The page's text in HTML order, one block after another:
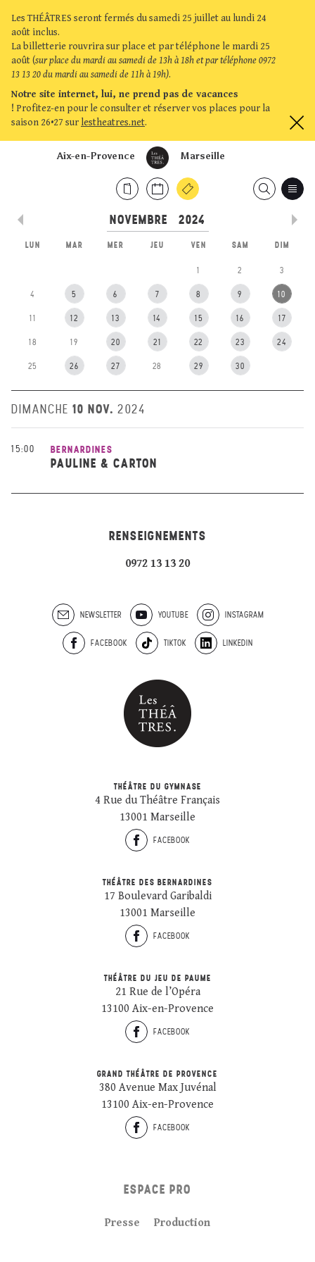
Les THÉÂTRES seront fermés du samedi 25 juillet au lundi 24
août inclus.
La billetterie rouvrira sur place et par téléphone le mardi 25
août (sur place du mardi au samedi de 13h à 18h et par téléphone 0972
13 13 20 du mardi au samedi de 11h à 19h).
Notre site internet, lui, ne prend pas de vacances
! Profitez-en pour le consulter et réserver vos places pour la
saison 26•27 sur lestheatres.net.
Marseille
Aix-en-Provence
LUN MAR MER JEU VEN SAM DIM
1 2 3
4 5 6 7 8 9 10
11 12 13 14 15 16 17
18 19 20 21 22 23 24
25 26 27 28 29 30
DIMANCHE 10 NOV. 2024
15:00 BERNARDINES
PAULINE & CARTON
RENSEIGNEMENTS
0972 13 13 20
NEWSLETTER YOUTUBE INSTAGRAM
FACEBOOK TIKTOK LINKEDIN
THÉÂTRE DU GYMNASE
4 Rue du Théâtre Français
13001 Marseille
FACEBOOK
THÉÂTRE DES BERNARDINES
17 Boulevard Garibaldi
13001 Marseille
FACEBOOK
THÉÂTRE DU JEU DE PAUME
21 Rue de l’Opéra
13100 Aix-en-Provence
FACEBOOK
GRAND THÉÂTRE DE PROVENCE
380 Avenue Max Juvénal
13100 Aix-en-Provence
FACEBOOK
ESPACE PRO
Presse Production